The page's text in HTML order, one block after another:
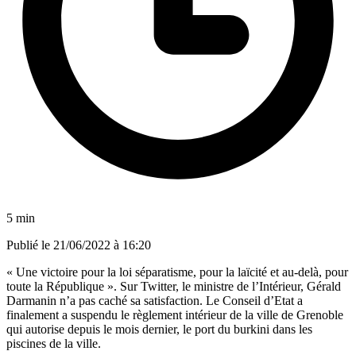
5 min
Publié le 21/06/2022 à 16:20
« Une victoire pour la loi séparatisme, pour la laïcité et au-delà, pour
toute la République ». Sur Twitter, le ministre de l’Intérieur, Gérald
Darmanin n’a pas caché sa satisfaction. Le Conseil d’Etat a
finalement a suspendu le règlement intérieur de la ville de Grenoble
qui autorise depuis le mois dernier, le port du burkini dans les
piscines de la ville.